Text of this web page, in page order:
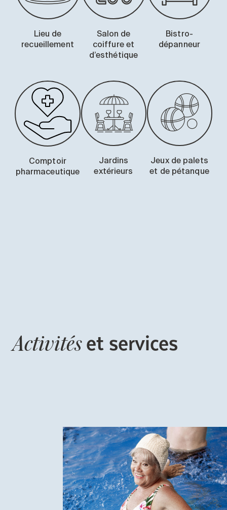
Lieu de
recueillement
Salon de
coiffure et
d’esthétique
Bistro-
dépanneur
Comptoir
pharmaceutique
Jardins
extérieurs
Jeux de palets
et de pétanque
Activitéset services